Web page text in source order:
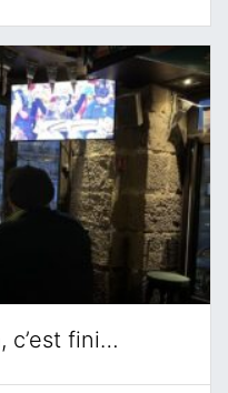
c’est fini…